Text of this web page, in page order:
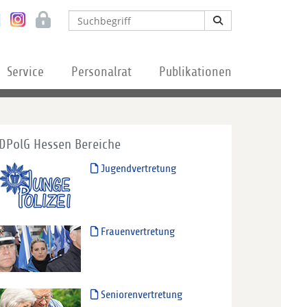
Service Personalrat Publikationen
DPolG Hessen Bereiche
Jugendvertretung
Frauenvertretung
Seniorenvertretung